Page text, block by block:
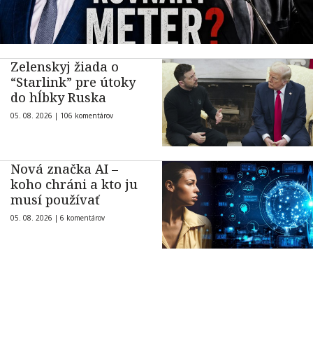
Zelenskyj žiada o
“Starlink” pre útoky
do hĺbky Ruska
05. 08. 2026 | 106 komentárov
Nová značka AI –
koho chráni a kto ju
musí používať
05. 08. 2026 | 6 komentárov